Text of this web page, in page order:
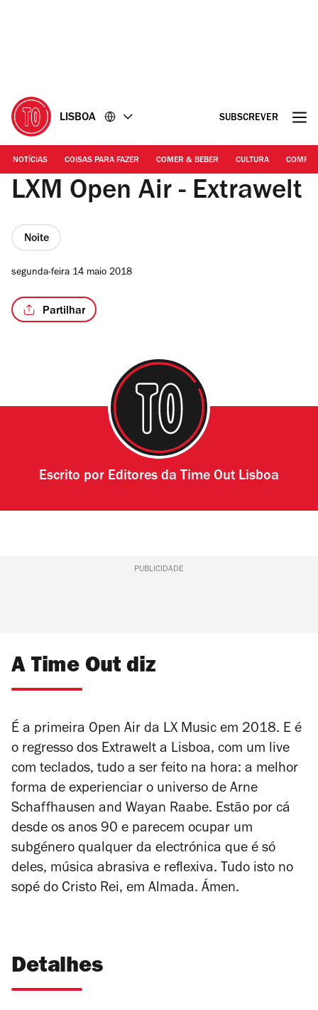
LISBOA SUBSCREVER
NOTÍCIAS COISAS PARA FAZER COMER & BEBER CULTURA
LXM Open Air - Extrawelt
Noite
segunda-feira 14 maio 2018
Partilhar
Escrito por Editores da Time Out Lisboa
PUBLICIDADE
A Time Out diz
É a primeira Open Air da LX Music em 2018. E é
o regresso dos Extrawelt a Lisboa, com um live
com teclados, tudo a ser feito na hora: a melhor
forma de experienciar o universo de Arne
Schaffhausen and Wayan Raabe. Estão por cá
desde os anos 90 e parecem ocupar um
subgénero qualquer da electrónica que é só
deles, música abrasiva e reflexiva. Tudo isto no
sopé do Cristo Rei, em Almada. Ámen.
Detalhes